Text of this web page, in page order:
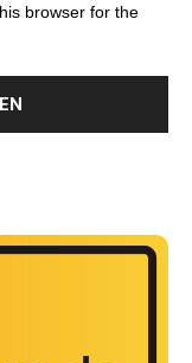
browser for the